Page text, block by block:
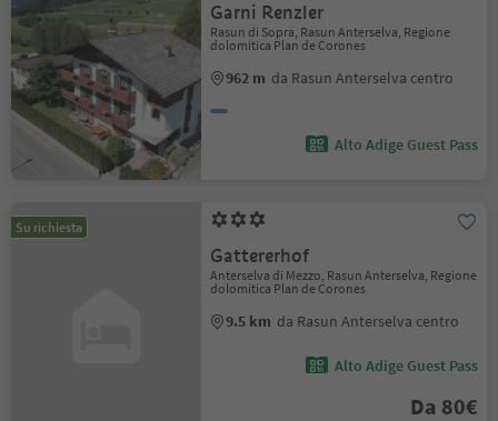
Garni Renzler
Rasun di Sopra, Rasun Anterselva, Regione
dolomitica Plan de Corones
962 m da Rasun Anterselva centro
Alto Adige Guest Pass
Su richiesta
Gattererhof
Anterselva di Mezzo, Rasun Anterselva, Regione
dolomitica Plan de Corones
9.5 km da Rasun Anterselva centro
Alto Adige Guest Pass
Da 80€